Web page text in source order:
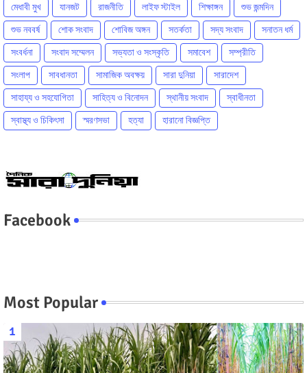
মেধাবী মুখ
যানজট রাজনীতি লাইফ স্টাইল শিক্ষাঙ্গন
শুভ জন্মদিন
শুভ নববর্ষ
শোক সংবাদ শোবিজ অঙ্গন সতর্কতা সদ্য সংবাদ
সনাতন ধর্ম
সংবর্ধনা
সংবাদ সম্মেলন সভ্যতা ও সংস্কৃতি সমাবেশ
সম্প্রীতি
সংলাপ
সাবধানতা সামাজিক অবক্ষয় সারা দুনিয়া
সারাদেশ
সাহায্য ও সহযোগিতা
সাহিত্য ও বিনোদন স্থানীয় সংবাদ
স্বাধীনতা
স্বাস্থ্য ও চিকিৎসা
স্মরণসভা হত্যা হারানো বিজ্ঞপ্তি
Facebook
Most Popular